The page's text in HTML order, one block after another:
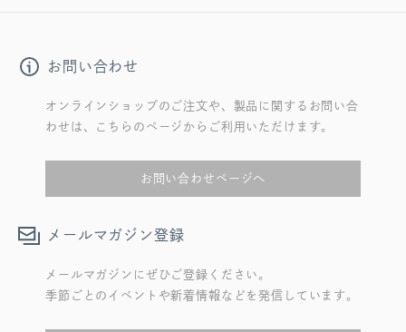
お問い合わせ
オンラインショップのご注文や、製品に関するお問い合
わせは、こちらのページからご利用いただけます。
お問い合わせページへ
メールマガジン登録
メールマガジンにぜひご登録ください。
季節ごとのイベントや新着情報などを発信しています。